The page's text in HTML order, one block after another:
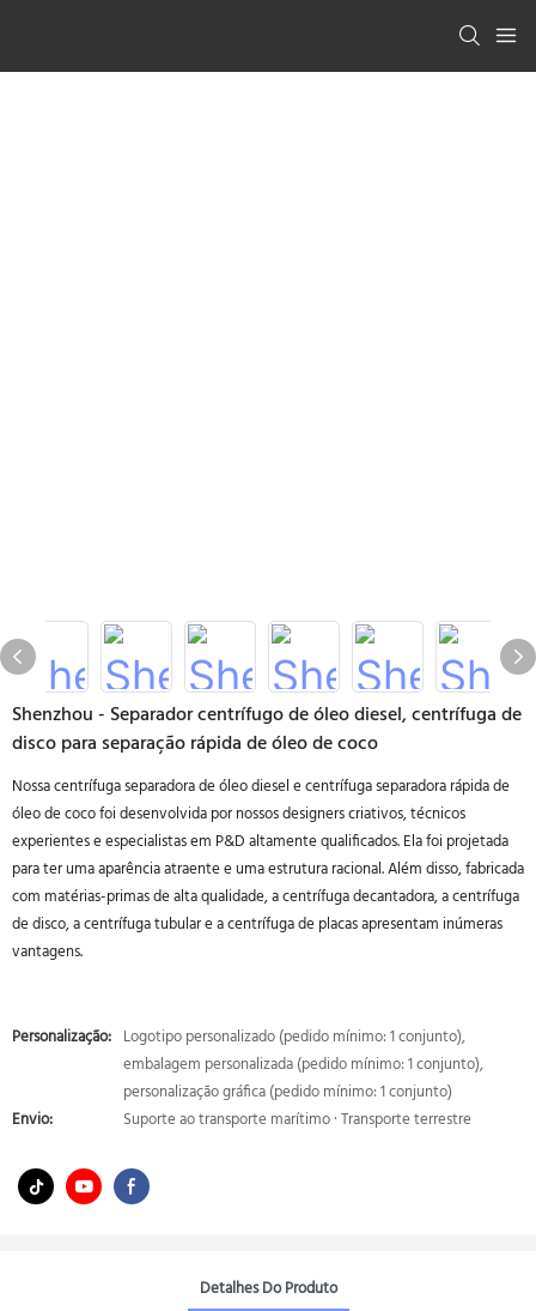
Shenzhou - Separador centrífugo de óleo diesel, centrífuga de
disco para separação rápida de óleo de coco
Nossa centrífuga separadora de óleo diesel e centrífuga separadora rápida de
óleo de coco foi desenvolvida por nossos designers criativos, técnicos
experientes e especialistas em P&D altamente qualificados. Ela foi projetada
para ter uma aparência atraente e uma estrutura racional. Além disso, fabricada
com matérias-primas de alta qualidade, a centrífuga decantadora, a centrífuga
de disco, a centrífuga tubular e a centrífuga de placas apresentam inúmeras
vantagens.
Personalização: Logotipo personalizado (pedido mínimo: 1 conjunto),
embalagem personalizada (pedido mínimo: 1 conjunto),
personalização gráfica (pedido mínimo: 1 conjunto)
Envio:
Suporte ao transporte marítimo · Transporte terrestre
Detalhes Do Produto